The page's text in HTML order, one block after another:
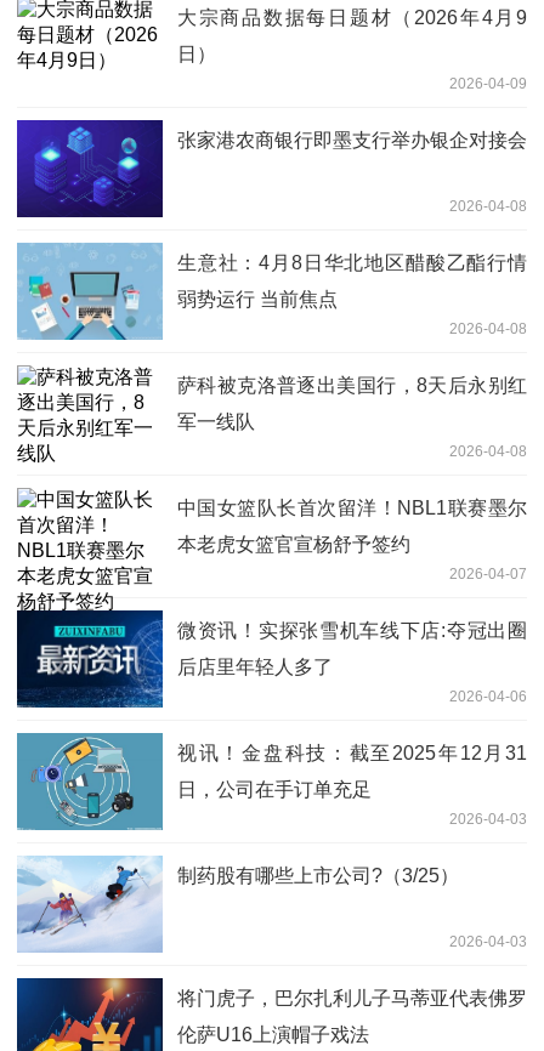
大宗商品数据每日题材（2026年4月9
日）​
2026-04-09
张家港农商银行即墨支行举办银企对接会
2026-04-08
生意社：4月8日华北地区醋酸乙酯行情
弱势运行 当前焦点
2026-04-08
萨科被克洛普逐出美国行，8天后永别红
军一线队
2026-04-08
中国女篮队长首次留洋！NBL1联赛墨尔
本老虎女篮官宣杨舒予签约
2026-04-07
微资讯！实探张雪机车线下店:夺冠出圈
后店里年轻人多了
2026-04-06
视讯！金盘科技：截至2025年12月31
日，公司在手订单充足
2026-04-03
制药股有哪些上市公司?（3/25）
2026-04-03
将门虎子，巴尔扎利儿子马蒂亚代表佛罗
伦萨U16上演帽子戏法